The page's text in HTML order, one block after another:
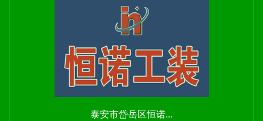
泰安市岱岳区恒诺...